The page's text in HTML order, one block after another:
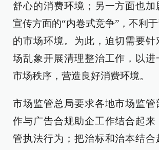
舒心的消费环境；另一方面也加
宣传方面的“内卷式竞争”，不利
的市场环境。为此，迫切需要
场乱象开展清理整治工作，以进
市场秩序，营造良好消费环境。
市场监管总局要求各地市场监管
作与广告合规助企工作结合起来
管执法行为；把治标和治本结合